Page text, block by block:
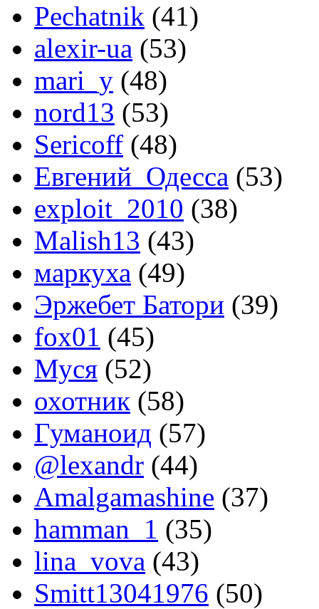
Pechatnik (41)
alexir-ua (53)
mari_y (48)
nord13 (53)
Sericoff (48)
Евгений_Одесса (53)
exploit_2010 (38)
Malish13 (43)
маркуха (49)
Эржебет Батори (39)
fox01 (45)
Муся (52)
охотник (58)
Гуманоид (57)
@lexandr (44)
Amalgamashine (37)
hamman_1 (35)
lina_vova (43)
Smitt13041976 (50)